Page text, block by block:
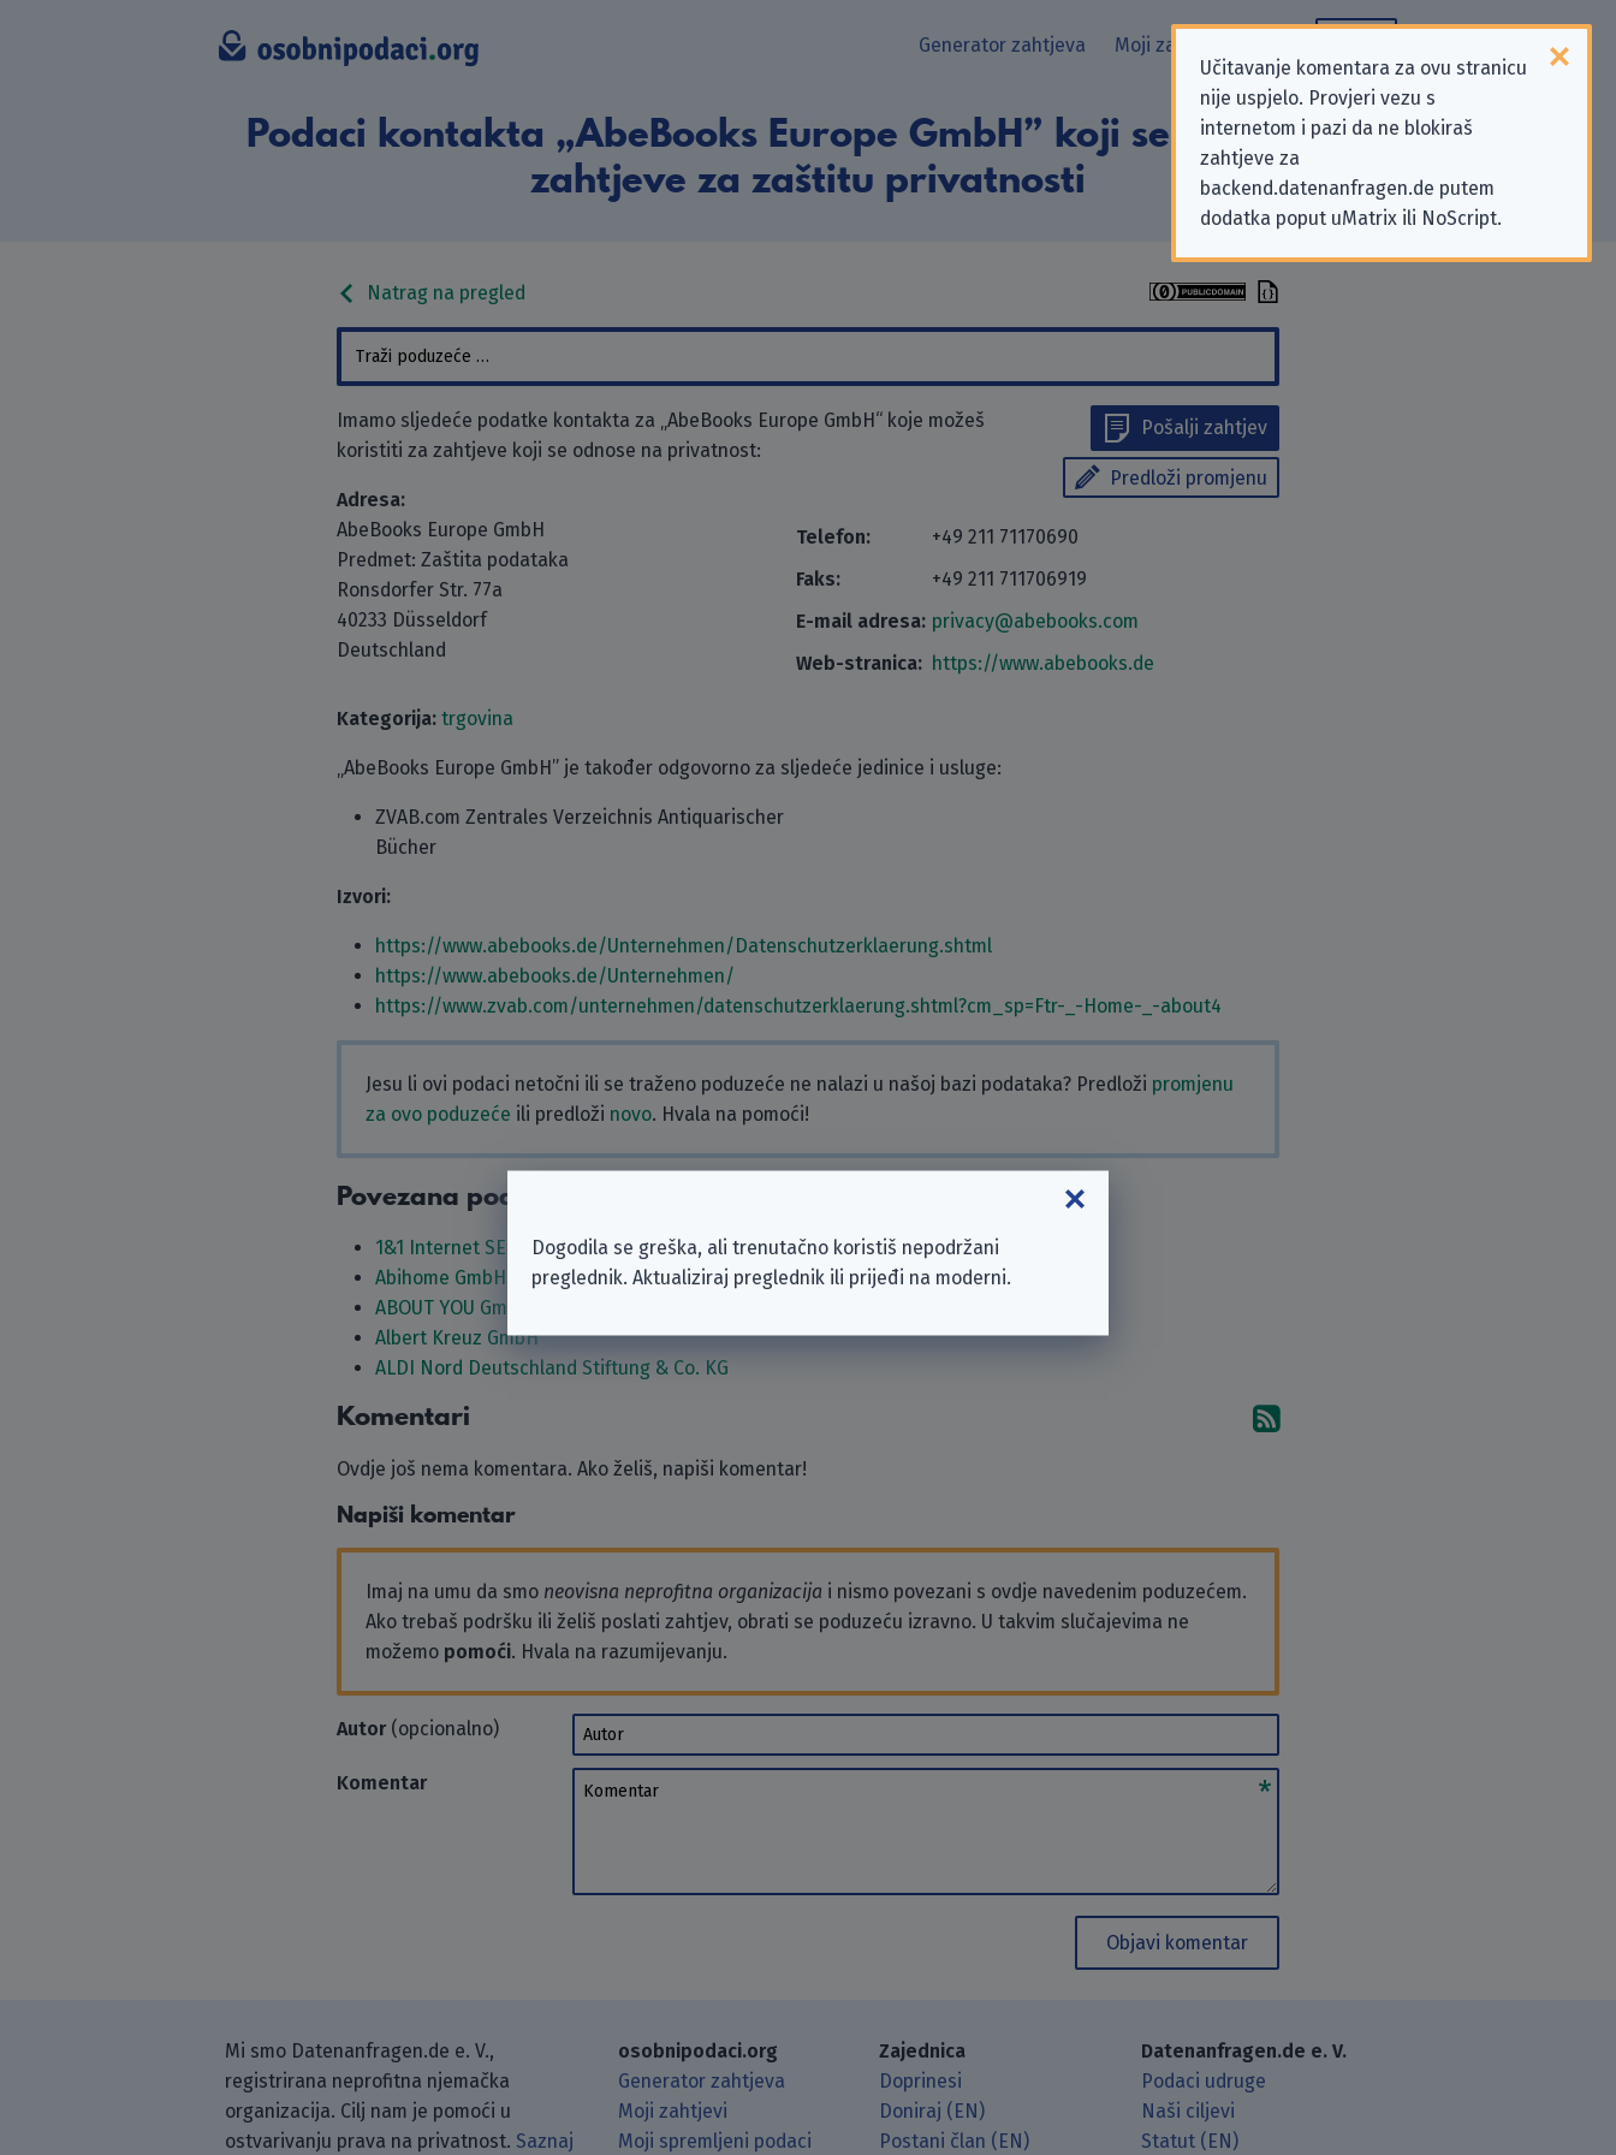
Učitavanje komentara za ovu stranicu
nije uspjelo. Provjeri vezu s
internetom i pazi da ne blokiraš
zahtjeve za
backend.datenanfragen.de putem
dodatka poput uMatrix ili NoScript.
Generator zahtjeva Moji zahtjevi
Podaci kontakta „AbeBooks Europe GmbH” koji se odnose na
zahtjeve za zaštitu privatnosti
Natrag na pregled
Pošalji zahtjev
Predloži promjenu
Imamo sljedeće podatke kontakta za „AbeBooks Europe GmbH“ koje možeš
koristiti za zahtjeve koji se odnose na privatnost:
Adresa:
AbeBooks Europe GmbH
Predmet: Zaštita podataka
Ronsdorfer Str. 77a
40233 Düsseldorf
Deutschland
Telefon:
+49 211 71170690
Faks:
+49 211 711706919
E-mail adresa: privacy@abebooks.com
Web-stranica: https://www.abebooks.de
Kategorija: trgovina
„AbeBooks Europe GmbH” je također odgovorno za sljedeće jedinice i usluge:
ZVAB.com Zentrales Verzeichnis Antiquarischer
Bücher
Izvori:
https://www.abebooks.de/Unternehmen/Datenschutzerklaerung.shtml
https://www.abebooks.de/Unternehmen/
https://www.zvab.com/unternehmen/datenschutzerklaerung.shtml?cm_sp=Ftr-_-Home-_-about4
Jesu li ovi podaci netočni ili se traženo poduzeće ne nalazi u našoj bazi podataka? Predloži promjenu
za ovo poduzeće ili predloži novo. Hvala na pomoći!
Povezana poduzeća
1&1 Internet SE
Abihome GmbH
ABOUT YOU GmbH
Albert Kreuz GmbH
ALDI Nord Deutschland Stiftung & Co. KG
Komentari Pretplati se na komentare
Ovdje još nema komentara. Ako želiš, napiši komentar!
Napiši komentar
Imaj na umu da smo neovisna neprofitna organizacija i nismo povezani s ovdje navedenim poduzećem.
Ako trebaš podršku ili želiš poslati zahtjev, obrati se poduzeću izravno. U takvim slučajevima ne
možemo pomoći. Hvala na razumijevanju.
Autor(opcionalno) Autor
Komentar Komentar
Objavi komentar
Mi smo Datenanfragen.de e. V.,
registrirana neprofitna njemačka
organizacija. Cilj nam je pomoći u
ostvarivanju prava na privatnost. Saznaj
osobnipodaci.org
Generator zahtjeva
Moji zahtjevi
Moji spremljeni podaci
Zajednica
Doprinesi
Doniraj (EN)
Postani član (EN)
Datenanfragen.de e. V.
Podaci udruge
Naši ciljevi
Statut (EN)
Dogodila se greška, ali trenutačno koristiš nepodržani
preglednik. Aktualiziraj preglednik ili prijeđi na moderni.